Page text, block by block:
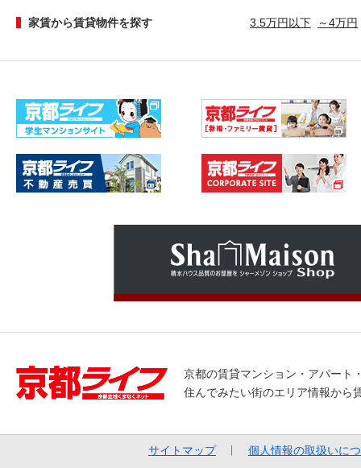
家賃から賃貸物件を探す 3.5万円以下 ～4万円
京都の賃貸マンション・アパート
住んでみたい街のエリア情報から
サイトマップ 個人情報の取扱いに